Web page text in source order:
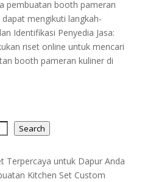
pembuatan booth pameran
mengikuti langkah-
Identifikasi Penyedia Jasa:
riset online untuk mencari
booth pameran kuliner di
Search
Terpercaya untuk Dapur Anda
Kitchen Set Custom